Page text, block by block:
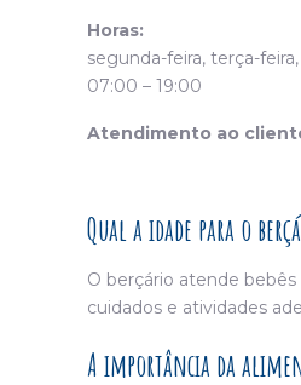
Horas:
segunda-feira, terça-
07:00 – 19:00
Atendimento ao
Qual a idade para o
O berçário atende bebês
cuidados e atividades
A importância da